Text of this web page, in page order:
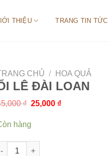
THIỆU TRANG TIN TỨC
CHỦ / HOA QUẢ
LÊ ĐÀI LOAN
₫ Giá
45,000 ₫.
25,000 ₫Giá
hàng
ỔI LÊ ĐÀI LOAN số lượng